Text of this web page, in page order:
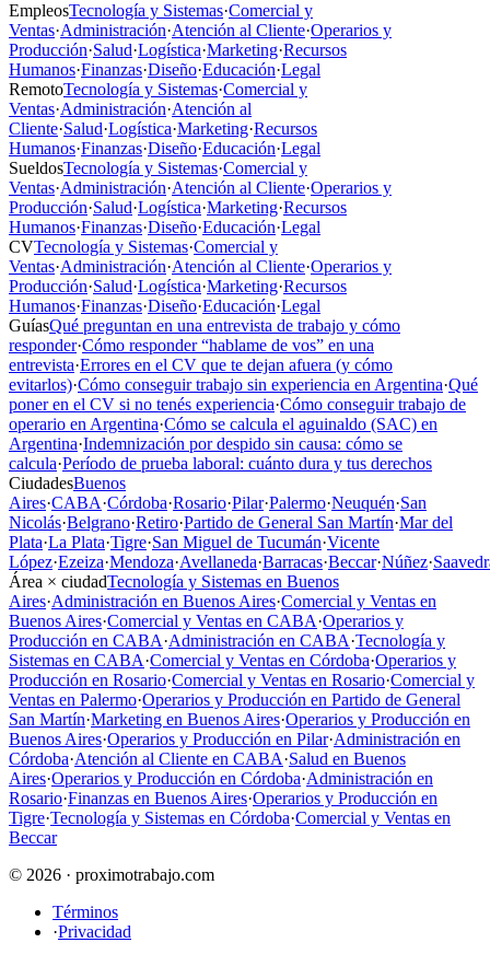
EmpleosTecnología y Sistemas·Comercial y
Ventas·Administración·Atención al Cliente·Operarios y
Producción·Salud·Logística·Marketing·Recursos
Humanos·Finanzas·Diseño·Educación·Legal
RemotoTecnología y Sistemas·Comercial y
Ventas·Administración·Atención al
Cliente·Salud·Logística·Marketing·Recursos
Humanos·Finanzas·Diseño·Educación·Legal
SueldosTecnología y Sistemas·Comercial y
Ventas·Administración·Atención al Cliente·Operarios y
Producción·Salud·Logística·Marketing·Recursos
Humanos·Finanzas·Diseño·Educación·Legal
CVTecnología y Sistemas·Comercial y
Ventas·Administración·Atención al Cliente·Operarios y
Producción·Salud·Logística·Marketing·Recursos
Humanos·Finanzas·Diseño·Educación·Legal
GuíasQué preguntan en una entrevista de trabajo y cómo
responder·Cómo responder “hablame de vos” en una
entrevista·Errores en el CV que te dejan afuera (y cómo
evitarlos)·Cómo conseguir trabajo sin experiencia en Argentina·Qué
poner en el CV si no tenés experiencia·Cómo conseguir trabajo de
operario en Argentina·Cómo se calcula el aguinaldo (SAC) en
Argentina·Indemnización por despido sin causa: cómo se
calcula·Período de prueba laboral: cuánto dura y tus derechos
CiudadesBuenos
Aires·CABA·Córdoba·Rosario·Pilar·Palermo·Neuquén·San
Nicolás·Belgrano·Retiro·Partido de General San Martín·Mar del
Plata·La Plata·Tigre·San Miguel de Tucumán·Vicente
López·Ezeiza·Mendoza·Avellaneda·Barracas·Beccar·Núñez·
Área × ciudadTecnología y Sistemas en Buenos
Aires·Administración en Buenos Aires·Comercial y Ventas en
Buenos Aires·Comercial y Ventas en CABA·Operarios y
Producción en CABA·Administración en CABA·Tecnología y
Sistemas en CABA·Comercial y Ventas en Córdoba·Operarios y
Producción en Rosario·Comercial y Ventas en Rosario·Comercial y
Ventas en Palermo·Operarios y Producción en Partido de General
San Martín·Marketing en Buenos Aires·Operarios y Producción en
Buenos Aires·Operarios y Producción en Pilar·Administración en
Córdoba·Atención al Cliente en CABA·Salud en Buenos
Aires·Operarios y Producción en Córdoba·Administración en
Rosario·Finanzas en Buenos Aires·Operarios y Producción en
Tigre·Tecnología y Sistemas en Córdoba·Comercial y Ventas en
Beccar
© 2026 · proximotrabajo.com
Términos
·Privacidad